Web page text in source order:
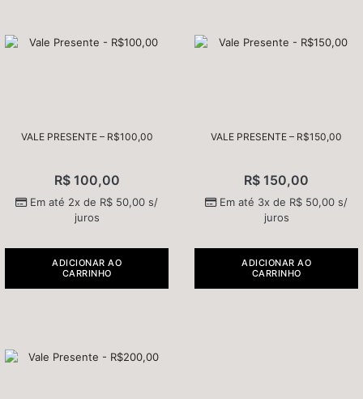
VALE PRESENTE – R$100,00
R$100,00
Em até 2x de R$ 50,00 s/
juros
ADICIONAR AO
CARRINHO
VALE PRESENTE – R$150,00
R$ 150,00
Em até 3x de R$ 50,00 s/
juros
ADICIONAR AO
CARRINHO